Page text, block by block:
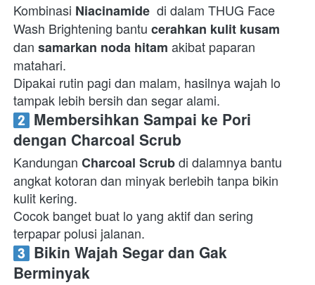
Kombinasi Niacinamide di dalam THUG Face
Wash Brightening bantu cerahkan kulit kusam
dan samarkan noda hitam akibat paparan
matahari.
Dipakai rutin pagi dan malam, hasilnya wajah lo
tampak lebih bersih dan segar alami.
Membersihkan Sampai ke Pori
dengan Charcoal Scrub
Kandungan Charcoal Scrub di dalamnya bantu
angkat kotoran dan minyak berlebih tanpa bikin
kulit kering.
Cocok banget buat lo yang aktif dan sering
terpapar polusi jalanan.
Bikin Wajah Segar dan Gak
Berminyak